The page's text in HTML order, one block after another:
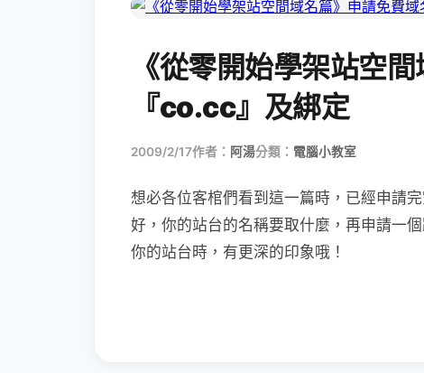
《從零開始學架站空
『co.cc』及綁定
2009/2/17作者： 阿湯分類： 電腦小教室
想必各位客棺們看到這一篇時，已經申請
好，你的站台的名稱要取什麼，再申請一
你的站台時，有更深的印象哦！